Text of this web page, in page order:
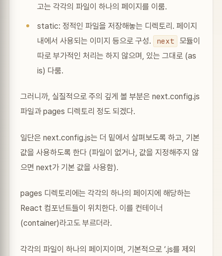
고는 각각의 파일이 하나의 페이지를 이룸.
static: 정적인 파일을 저장해놓는 디렉토리. 페이지
내에서 사용되는 이미지 등으로 구성.
next
모듈이
따로 부가적인 처리는 하지 않으며, 있는 그대로 (as
is) 다룸.
그러니까, 실질적으로 주의 깊게 볼 부분은 next.config.js
파일과 pages 디렉토리 정도 되겠다.
일단은 next.config.js는 더 밑에서 살펴보도록 하고, 기본
값을 사용하도록 한다 (파일이 없거나, 값을 지정해주지 않
으면 next가 기본 값을 사용함).
pages 디렉토리에는 각각의 하나의 페이지에 해당하는
React 컴포넌트들이 위치한다. 이를 컨테이너
(container)라고도 부르더라.
각각의 파일이 하나의 페이지이며, 기본적으로 ‘.js를 제외